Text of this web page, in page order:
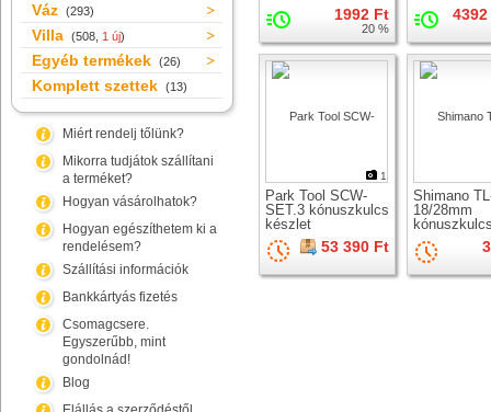
Váz (293)
Villa (508, 1 új)
Egyéb termékek (26)
Komplett szettek (13)
Miért rendelj tőlünk?
Mikorra tudjátok szállítani
a terméket?
Hogyan vásárolhatok?
Hogyan egészíthetem ki a
rendelésem?
Szállítási információk
Bankkártyás fizetés
Csomagcsere.
Egyszerűbb, mint
gondolnád!
Blog
1992 Ft
20 %
1
Park Tool SCW-
SET.3 kónuszkulcs
készlet
53 390 Ft
Shimano
18/28mm